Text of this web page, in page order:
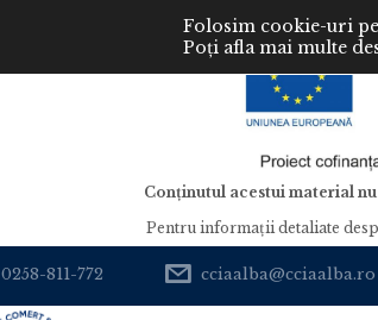
Conținutul acestui material
Pentru informaţii detaliate
0258-811-772 cciaalba@cciaalba.ro
Folosim cookie-uri
Poți afla mai multe